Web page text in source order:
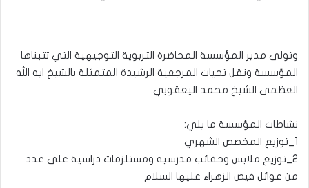
وتولى مدير المؤسسة المحاضرة التربوية التوجيهية التي تتبناها
المؤسسة ونقل تحيات المرجعية الرشيدة المتمثلة بالشيخ ايه الله
العظمى الشيخ محمد اليعقوبي.
نشاطات المؤسسة ما يلي:
1_توزيع المخصص الشهري
2_توزيع ملابس وحقائب مدرسيه ومستلزمات دراسية على عدد
من عوائل فيض الزهراء عليها السلام